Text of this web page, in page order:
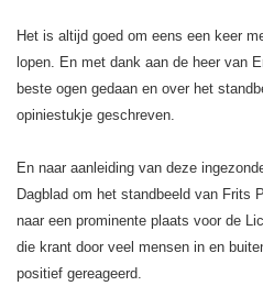
Het is altijd goed om eens een keer
lopen. En met dank aan de heer van
beste ogen gedaan en over het
opiniestukje geschreven.
En naar aanleiding van deze
Dagblad om het standbeeld van Frits
naar een prominente plaats voor de
die krant door veel mensen in en
positief gereageerd.